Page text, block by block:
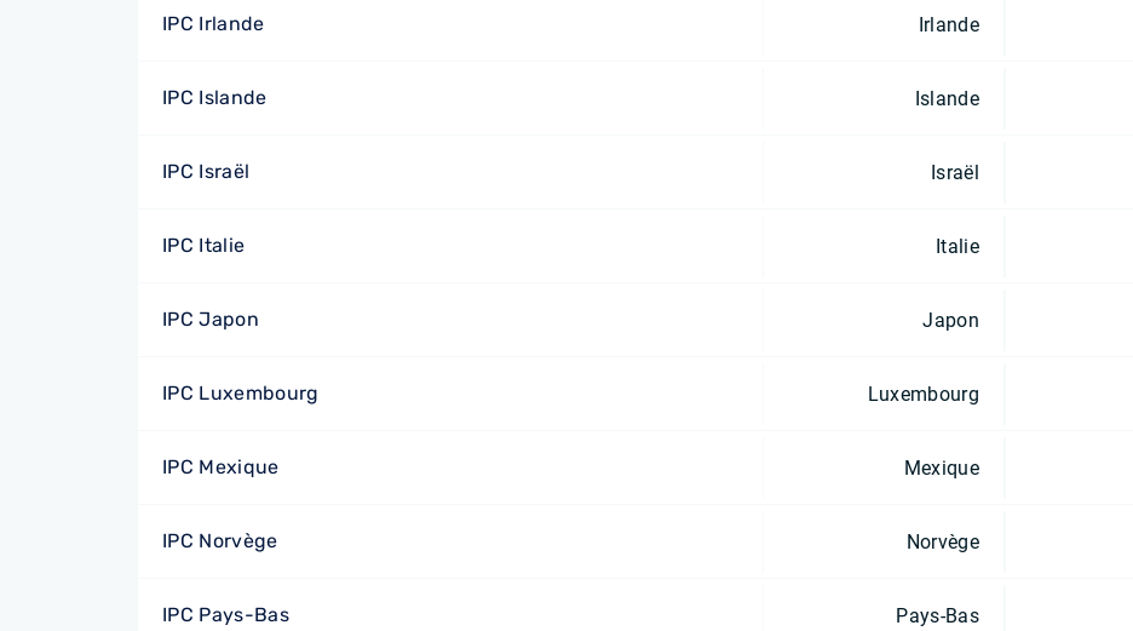
IPC Irlande Irlande
IPC Islande Islande
IPC Israël Israël
IPC Italie Italie
IPC Japon Japon
IPC Luxembourg Luxembourg
IPC Mexique Mexique
IPC Norvège Norvège
IPC Pays-Bas Pays-Bas